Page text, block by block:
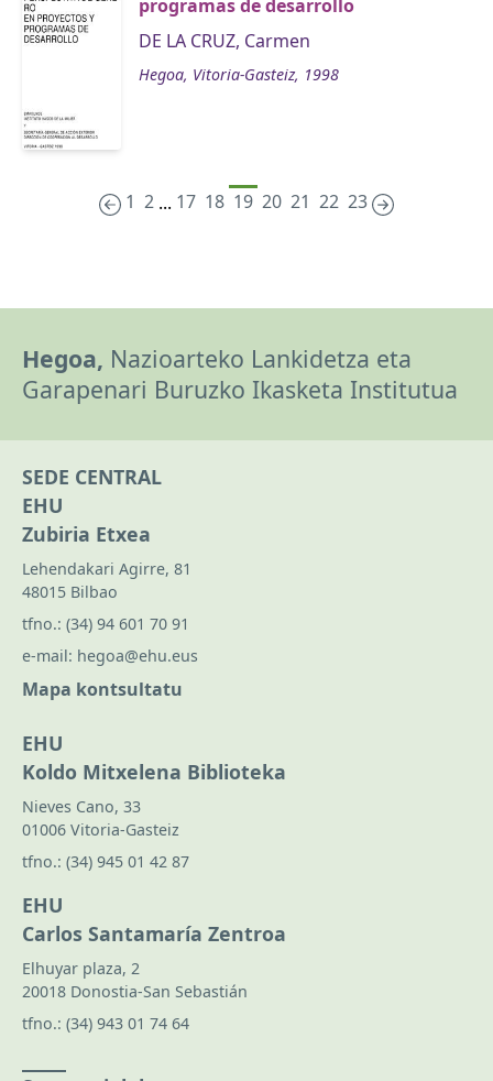
programas de desarrollo
DE LA CRUZ, Carmen
Hegoa, Vitoria-Gasteiz, 1998
1 2 ... 17 18 19 20 21 22 23
Hegoa, Nazioarteko Lankidetza eta
Garapenari Buruzko Ikasketa Institutua
SEDE CENTRAL
EHU
Zubiria Etxea
Lehendakari Agirre, 81
48015 Bilbao
tfno.: (34) 94 601 70 91
e-mail: hegoa@ehu.eus
Mapa kontsultatu
EHU
Koldo Mitxelena Biblioteka
Nieves Cano, 33
01006 Vitoria-Gasteiz
tfno.: (34) 945 01 42 87
EHU
Carlos Santamaría Zentroa
Elhuyar plaza, 2
20018 Donostia-San Sebastián
tfno.: (34) 943 01 74 64